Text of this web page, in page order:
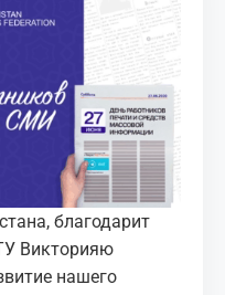
благодарит
Викторияю
нашего